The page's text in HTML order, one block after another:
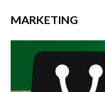
MARKETING